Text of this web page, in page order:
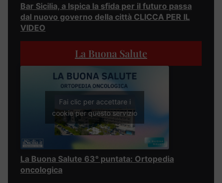
Bar Sicilia, a Ispica la sfida per il futuro passa
dal nuovo governo della città CLICCA PER IL
VIDEO
La Buona Salute
Fai clic per accettare i
cookie per questo servizio
La Buona Salute 63° puntata: Ortopedia
oncologica